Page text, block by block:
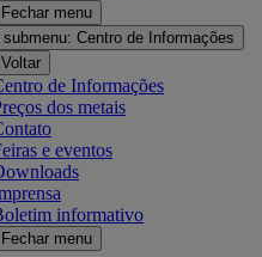
Fechar menu
Centro de Informações
Voltar
de Informações
dos metais
e eventos
informativo
Fechar menu